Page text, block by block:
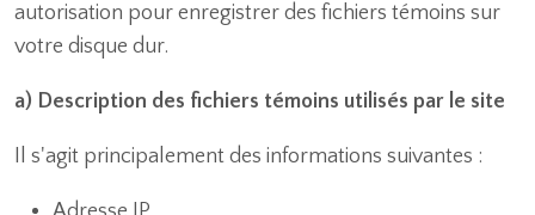
autorisation pour enregistrer des fichiers témoins sur
votre disque dur.
a) Description des fichiers témoins utilisés par le site
Il s'agit principalement des informations suivantes :